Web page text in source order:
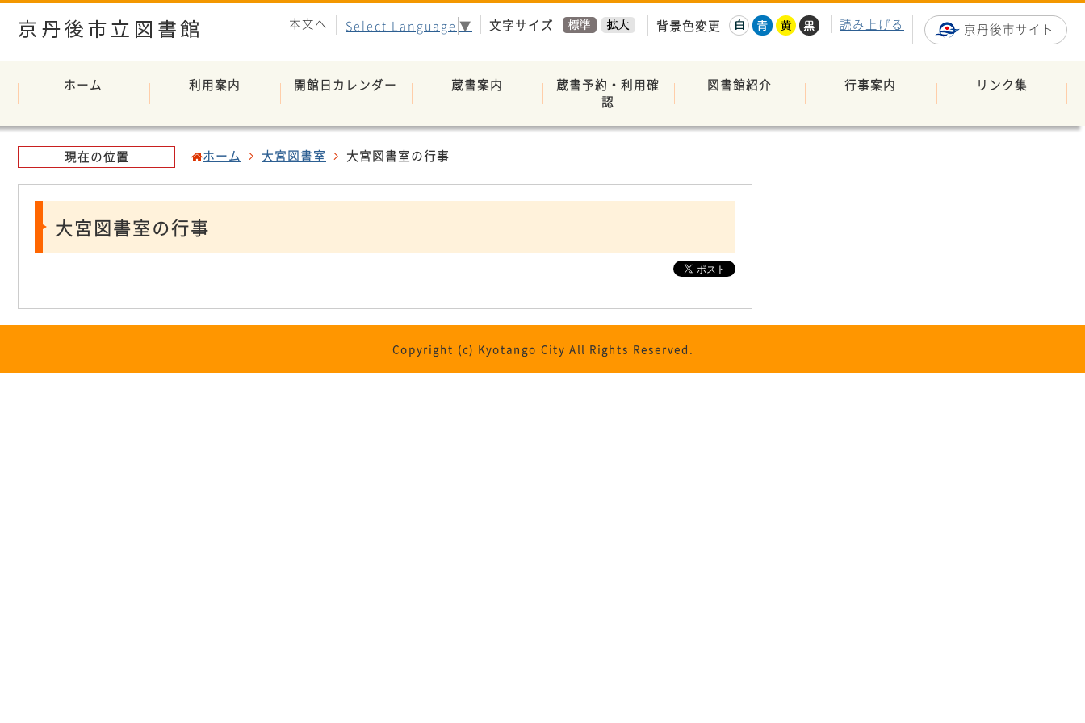
本文へ Select Language ▼ 文字サイズ 背景色変更 読み上げる 京丹後市サイト
ホーム 利用案内 開館日カレンダー 蔵書案内
蔵書予約・利用確
認
図書館紹介 行事案内 リンク集
現在の位置 ホーム 大宮図書室 大宮図書室の行事
大宮図書室の行事
Copyright (c) Kyotango City All Rights Reserved.